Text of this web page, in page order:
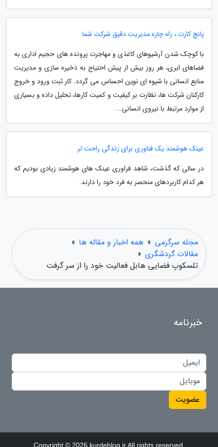
پانچ کارت ، راه چاره مدیریت دقیق شرکت شما
با کوچک شدن آرشیوهای کاغذی و مهاجرت پرونده های حجیم اداری به
فضاهای ابری، هر روز بیش از پیش احتیاج به ذخیره سازی و مدیریت
منابع انسانی با شیوه ای نوین احساس می گردد. کار ثبت ورود و خروج
کارکنان شرکت ها، نظارت بر کیفیت و کمیت کارها، تحلیل داده و بسیاری
از موارد مرتبط با نیروی انسانی...
عینک هوشمند یک فناوری برای زندگی راحت تر
در سالی که گذشت، شاهد فراوری عینک های هوشمند زیادی بودیم که
هر کدام کاربردهای منحصر به فرد خود را دارند.
مجله سرگرمی » همه اخبار و مقاله ها »
مقالات گردشگری »
تلسکوپ فضایی هابل فعالیت خود را از سر گرفت
خبرنامه
عضویت
Copyright © 2026 kurdeblog.ir All rights reserved.